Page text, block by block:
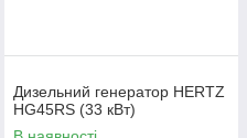
Дизельний генератор HERTZ
HG45RS (33 кВт)